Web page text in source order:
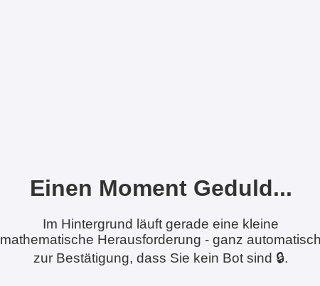
Einen Moment Geduld...
Im Hintergrund läuft gerade eine kleine
mathematische Herausforderung - ganz
zur Bestätigung, dass Sie kein Bot sind 🔒.